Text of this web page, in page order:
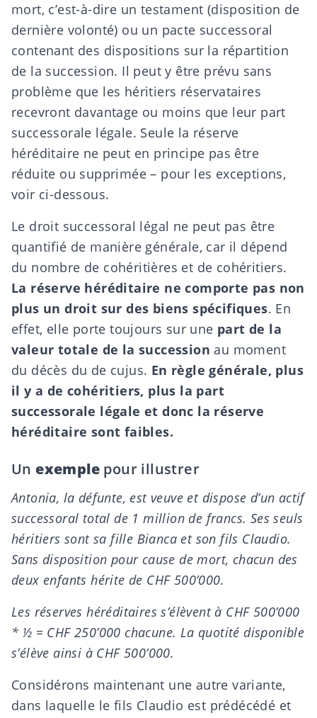
mort, c’est-à-dire un testament (disposition de
dernière volonté) ou un pacte successoral
contenant des dispositions sur la répartition
de la succession. Il peut y être prévu sans
problème que les héritiers réservataires
recevront davantage ou moins que leur part
successorale légale. Seule la réserve
héréditaire ne peut en principe pas être
réduite ou supprimée – pour les exceptions,
voir ci-dessous.
Le droit successoral légal ne peut pas être
quantifié de manière générale, car il dépend
du nombre de cohéritières et de cohéritiers.
La réserve héréditaire ne comporte pas non
plus un droit sur des biens spécifiques. En
effet, elle porte toujours sur une part de la
valeur totale de la succession au moment
du décès du de cujus. En règle générale, plus
il y a de cohéritiers, plus la part
successorale légale et donc la réserve
héréditaire sont faibles.
Unexemple pour illustrer
Antonia, la défunte, est veuve et dispose d’un actif
successoral total de 1 million de francs. Ses seuls
héritiers sont sa fille Bianca et son fils Claudio.
Sans disposition pour cause de mort, chacun des
deux enfants hérite de CHF 500’000.
Les réserves héréditaires s’élèvent à CHF 500’000
* ½ = CHF 250’000 chacune. La quotité disponible
s’élève ainsi à CHF 500’000.
Considérons maintenant une autre variante,
dans laquelle le fils Claudio est prédécédé et